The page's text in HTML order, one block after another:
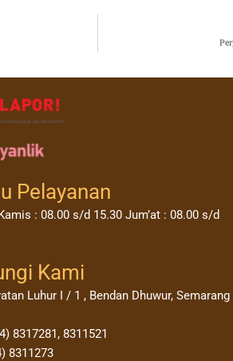
Pelayanan
: 08.00 s/d 15.30 Jum’at : 08.00 s/d
Kami
Luhur I / 1 , Bendan Dhuwur, Semarang
8317281, 8311521
8311273